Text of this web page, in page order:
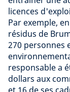
licences
Par exemple,
résidus de
270 personnes
responsable a
dollars aux